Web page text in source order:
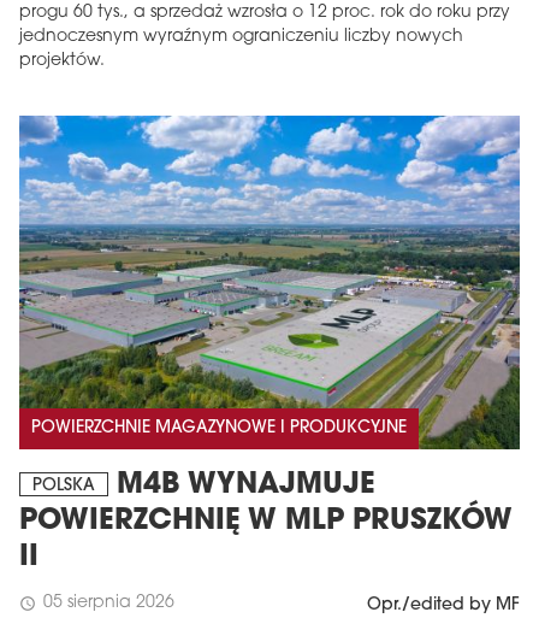
progu 60 tys., a sprzedaż wzrosła o 12 proc. rok do roku przy
jednoczesnym wyraźnym ograniczeniu liczby nowych
projektów.
POWIERZCHNIE MAGAZYNOWE I PRODUKCYJNE
POLSKA
M4B WYNAJMUJE
POWIERZCHNIĘ W MLP PRUSZKÓW
II
schedule 05 sierpnia 2026 Opr./edited by MF